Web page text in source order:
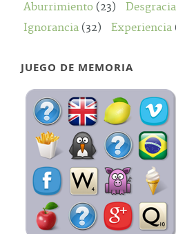
Aburrimiento (23) Desgracia
Ignorancia (32) Experiencia
JUEGO DE MEMORIA